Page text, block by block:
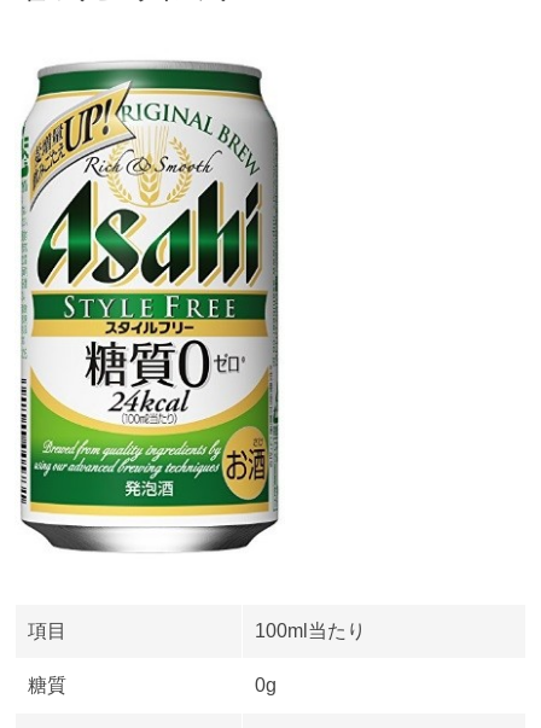
項目 100ml当たり
糖質 0g